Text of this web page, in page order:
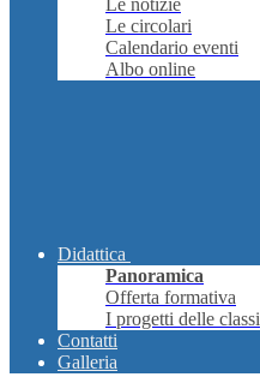
Le notizie
Le circolari
Calendario eventi
Albo online
Didattica
Panoramica
Offerta formativa
I progetti delle classi
Contatti
Galleria